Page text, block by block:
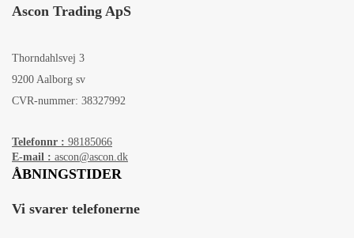
Ascon Trading ApS
Thorndahlsvej 3
9200 Aalborg sv
CVR-nummer: 38327992
Telefonnr : 98185066
E-mail : ascon@ascon.dk
ÅBNINGSTIDER
Vi svarer telefonerne